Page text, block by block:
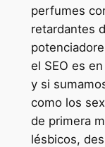
perfumes
retardantes
el SEO es
y si
como los
de primera
lésbicos,